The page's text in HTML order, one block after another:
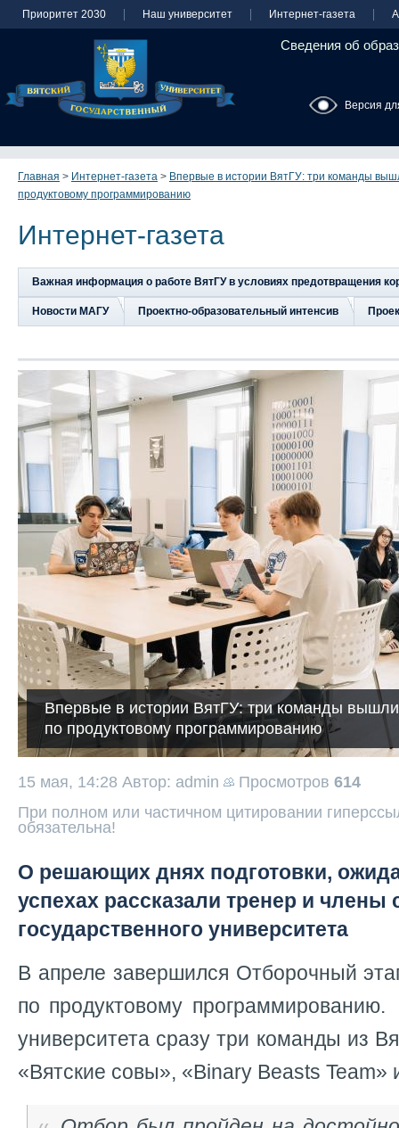
Приоритет 2030 Наш университет Интернет-газета
Сведения об
Версия
Главная > Интернет-газета > Впервые в истории ВятГУ: три команды
продуктовому программированию
Интернет-газета
Важная информация о работе ВятГУ в условиях предотвращения
Новости МАГУ Проектно-образовательный интенсив
Впервые в истории ВятГУ: три команды
по продуктовому программированию
15 мая, 14:28 Автор: admin Просмотров 614
При полном или частичном цитировании
обязательна!
О решающих днях подготовки,
успехах рассказали тренер и члены
государственного университета
В апреле завершился Отборочный
по продуктовому
университета сразу три команды из
«Вятские совы», «Binary Beasts